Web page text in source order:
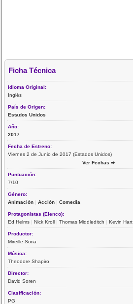
Ficha Técnica
Idioma Original:
Inglés
País de Origen:
Estados Unidos
Año:
2017
Fecha de Estreno:
Viernes 2 de Junio de 2017 (Estados Unidos)
Ver Fechas ➨
Puntuación:
7/10
Género:
Animación |Acción |Comedia
Protagonistas (Elenco):
Ed Helms |Nick Kroll |Thomas Middleditch |Kevin Hart
Productor:
Mireille Soria
Música:
Theodore Shapiro
Director:
David Soren
Clasificación:
PG